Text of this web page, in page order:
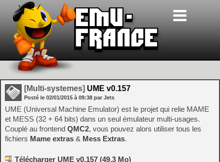
[Multi-systemes] UME v0.157
Posté le 02/01/2015 à 09:38 par Jets
UME (Universal Machine Emulator) est le projet qui relie MAME
et MESS (32 + 64 bits) dans un seul émulateur multi-usages.
Couplé au frontend QMC2, vous pouvez alors utiliser tous les
fichiers Mame extras & Mess Extras.
Télécharger UME v0.157 (49,3 Mo)